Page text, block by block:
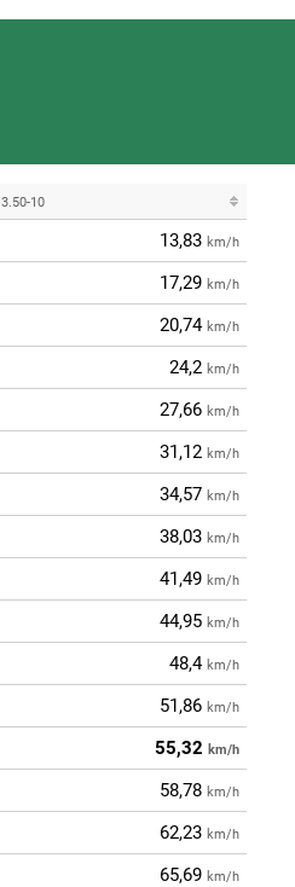
3.50-10
13,83 km/h
17,29 km/h
20,74 km/h
24,2 km/h
27,66 km/h
31,12 km/h
34,57 km/h
38,03 km/h
41,49 km/h
44,95 km/h
48,4 km/h
51,86 km/h
55,32 km/h
58,78 km/h
62,23 km/h
65,69 km/h